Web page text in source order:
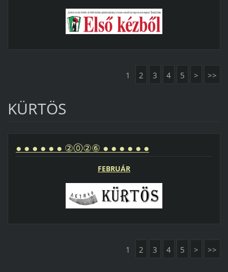
1 2 3 4 5 > >>
KÜRTÖS
● ● ● ● ● ● ②⓪②⑥ ● ● ● ● ● ●
FEBRUÁR
1 2 3 4 5 > >>